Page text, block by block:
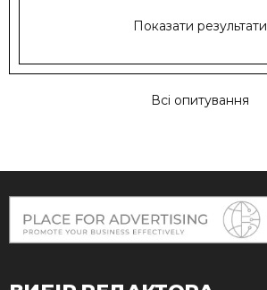
Показати результати
Всі опитування